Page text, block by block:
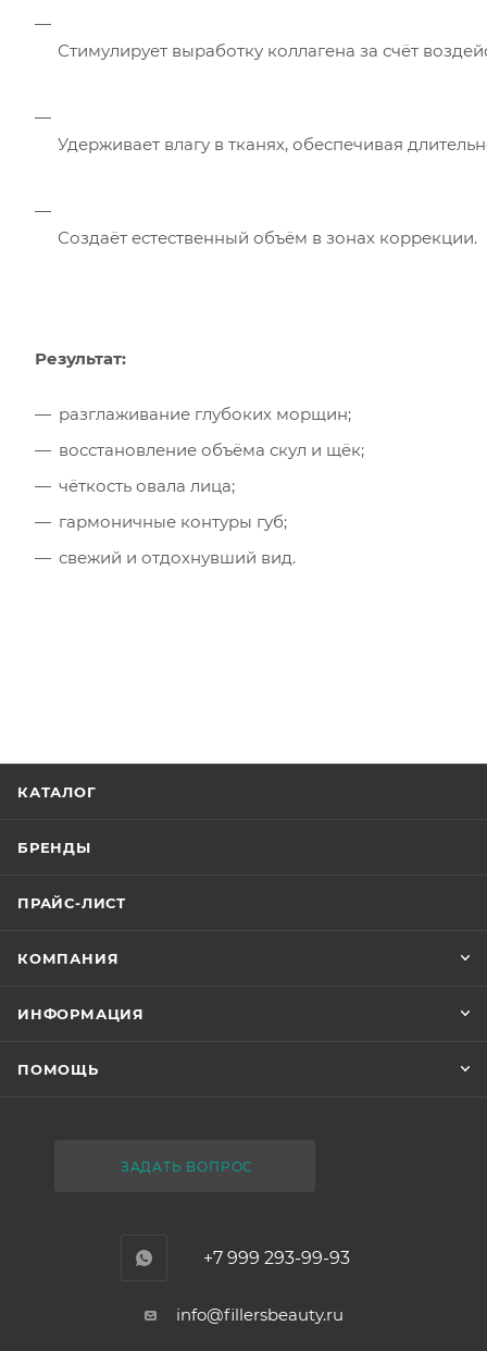
Стимулирует выработку коллагена за счёт
Удерживает влагу в тканях, обеспечивая
Создаёт естественный объём в зонах коррекции.
Результат:
разглаживание глубоких морщин;
восстановление объёма скул и щёк;
чёткость овала лица;
гармоничные контуры губ;
свежий и отдохнувший вид.
КАТАЛОГ
БРЕНДЫ
ПРАЙС-ЛИСТ
КОМПАНИЯ
ИНФОРМАЦИЯ
ПОМОЩЬ
ЗАДАТЬ ВОПРОС
+7 999 293-99-93
info@fillersbeauty.ru